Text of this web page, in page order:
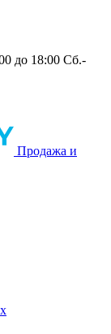
до 18:00 Сб.-
Продажа и